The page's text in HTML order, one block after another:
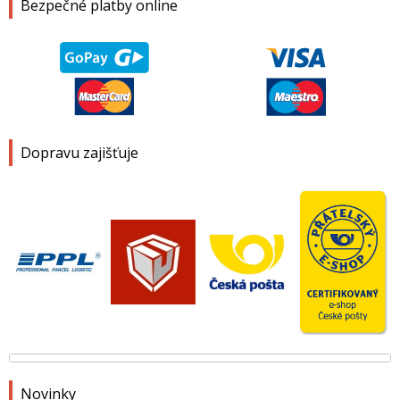
Bezpečné platby online
Dopravu zajišťuje
Novinky